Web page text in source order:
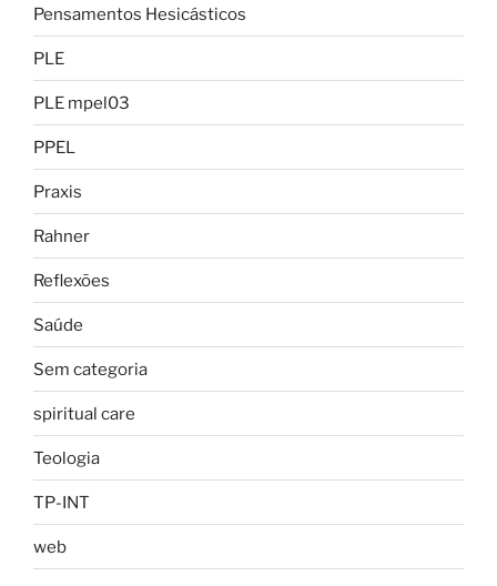
Pensamentos Hesicásticos
PLE
PLE mpel03
PPEL
Praxis
Rahner
Reflexões
Saúde
Sem categoria
spiritual care
Teologia
TP-INT
web